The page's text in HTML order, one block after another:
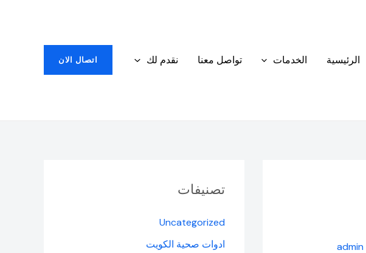
الرئيسية
الخدمات تواصل معنا نقدم لك اتصال الان
admin
تصنيفات
Uncategorized
ادوات صحية الكويت